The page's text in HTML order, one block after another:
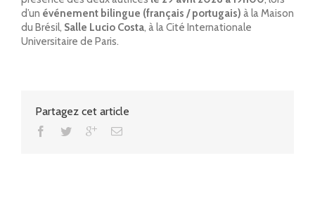
d’un événement bilingue (français / portugais) à la Maison
du Brésil, Salle Lucio Costa, à la Cité Internationale
Universitaire de Paris.
Partagez cet article